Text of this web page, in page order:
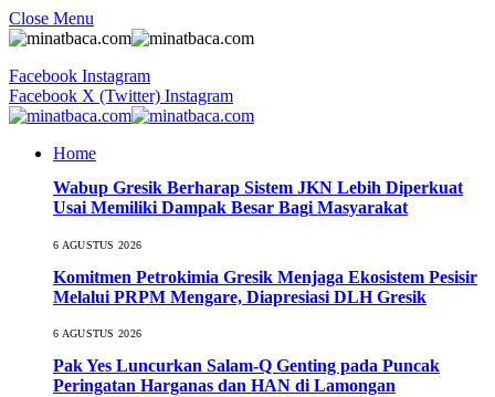
Close Menu
Facebook Instagram
Facebook X (Twitter) Instagram
Home
Wabup Gresik Berharap Sistem JKN Lebih Diperkuat
Usai Memiliki Dampak Besar Bagi Masyarakat
6 AGUSTUS 2026
Komitmen Petrokimia Gresik Menjaga Ekosistem Pesisir
Melalui PRPM Mengare, Diapresiasi DLH Gresik
6 AGUSTUS 2026
Pak Yes Luncurkan Salam-Q Genting pada Puncak
Peringatan Harganas dan HAN di Lamongan